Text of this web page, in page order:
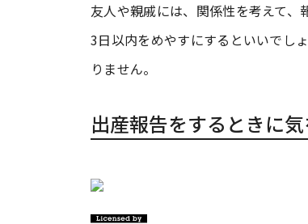
友人や親戚には、関係性を考えて
3日以内をめやすにするといいでし
りません。
出産報告をするときに